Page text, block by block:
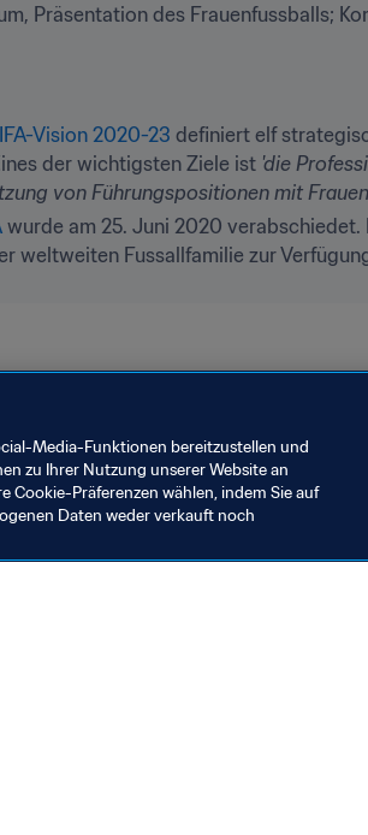
Präsentation des Frauenfussballs;
Vision 2020-23 definiert elf
der wichtigsten Ziele ist 'die
von Führungspositionen mit
weltweiten Fussallfamilie zur
Media-Funktionen bereitzustellen und
zu Ihrer Nutzung unserer Website an
Cookie-Präferenzen wählen, indem Sie auf
Daten weder verkauft noch